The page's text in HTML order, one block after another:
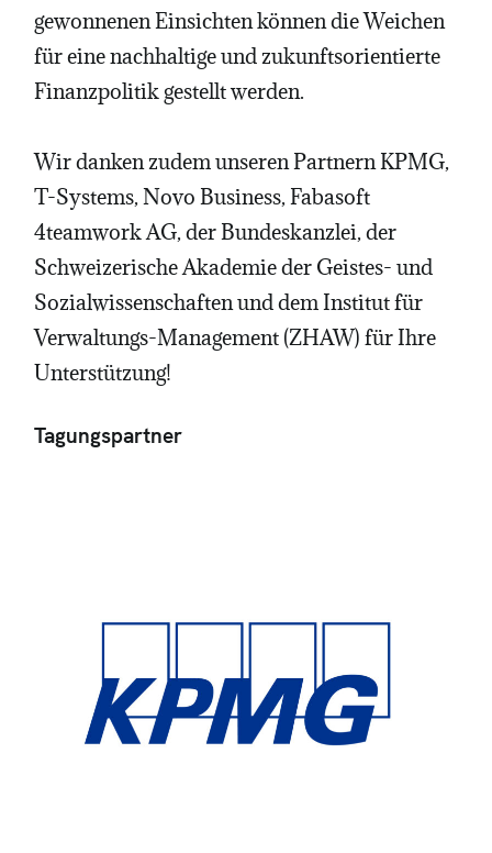
gewonnenen Einsichten können die Weichen
für eine nachhaltige und zukunftsorientierte
Finanzpolitik gestellt werden.
Wir danken zudem unseren Partnern KPMG,
T-Systems, Novo Business, Fabasoft
4teamwork AG, der Bundeskanzlei, der
Schweizerische Akademie der Geistes- und
Sozialwissenschaften und dem Institut für
Verwaltungs-Management (ZHAW) für Ihre
Unterstützung!
Tagungspartner